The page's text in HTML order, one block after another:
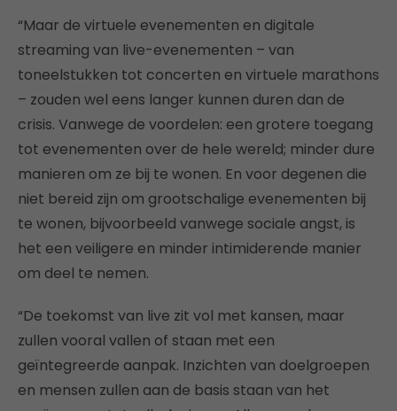
“Maar de virtuele evenementen en digitale
streaming van live-evenementen – van
toneelstukken tot concerten en virtuele marathons
– zouden wel eens langer kunnen duren dan de
crisis. Vanwege de voordelen: een grotere toegang
tot evenementen over de hele wereld; minder dure
manieren om ze bij te wonen. En voor degenen die
niet bereid zijn om grootschalige evenementen bij
te wonen, bijvoorbeeld vanwege sociale angst, is
het een veiligere en minder intimiderende manier
om deel te nemen.
“De toekomst van live zit vol met kansen, maar
zullen vooral vallen of staan met een
geïntegreerde aanpak. Inzichten van doelgroepen
en mensen zullen aan de basis staan van het